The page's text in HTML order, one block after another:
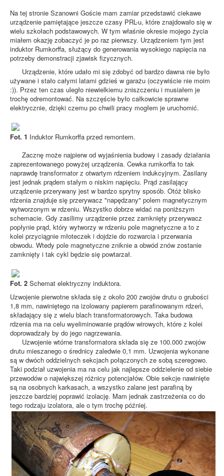
Na tej stronie Szanowni Goście mam zamiar przedstawić ciekawe
urządzenie pamiętające jeszcze czasy PRL-u, które znajdowało się w
wielu szkołach podstawowych. W tym właśnie okresie mojego życia
miałem okazję zobaczyć je po raz pierwszy. Urządzeniem tym jest
induktor Rumkorffa, służący do generowania wysokiego napięcia na
potrzeby demonstracji zjawisk fizycznych.
Urządzenie, które udało mi się zdobyć od bardzo dawna nie było
używane i stało całymi latami gdzieś w garażu (oczywiście nie moim
:)). Przez ten czas uległo niewielkiemu zniszczeniu i musiałem je
trochę odremontować. Na szczęście było całkowicie sprawne
elektrycznie, dzięki czemu po chwili pracy mogłem je uruchomić.
Fot. 1 Induktor Rumkorffa przed remontem.
Zacznę może najpierw od wyjaśnienia budowy i zasady działania
zaprezentowanego powyżej urządzenia. Cewka rumkorffa to tak
naprawdę transformator z otwartym rdzeniem indukcyjnym. Zasilany
jest jednak prądem stałym o niskim napięciu. Prąd zasilający
urządzenie przerywany jest w bardzo sprytny sposób. Otóż blisko
rdzenia znajduje się przerywacz "napędzany" polem magnetycznym
wytworzonym w rdzeniu. Wszystko dobrze widać na poniższym
schemacie. Gdy zasilimy urządzenie przez zamknięty przerywacz
popłynie prąd, który wytworzy w rdzeniu pole magnetyczne a to z
kolei przyciągnie młoteczek i dojdzie do rozwarcia i przerwania
obwodu. Wtedy pole magnetyczne zniknie a obwód znów zostanie
zamknięty i tak cykl będzie się powtarzał.
Fot. 2 Schemat elektryczny induktora.
Uzwojenie pierwotne składa się z około 200 zwojów drutu o grubości
1,8 mm, nawiniętego na izolowany papierem parafinowanym rdzeń,
składający się z wielu blach transformatorowych. Taka budowa
rdzenia ma na celu wyeliminowanie prądów wirowych, które z kolei
doprowadzały by do jego nagrzewania.
Uzwojenie wtórne transformatora składa się ze 100.000 zwojów
drutu mieszanego o średnicy zaledwie 0,1 mm. Uzwojenia wykonane
są w dwóch oddzielnych sekcjach połączonych ze sobą szeregowo.
Taki podział uzwojenia ma na celu jak najlepsze oddzielenie od siebie
przewodów o największej różnicy potencjałów. Obie sekcje nawinięte
są na osobnych karkasach, a wszystko zalane jest parafiną by
jeszcze bardziej poprawić izolację. Mam jednak zastrzeżenia co do
tego rodzaju izolatora, ale o tym trochę później.